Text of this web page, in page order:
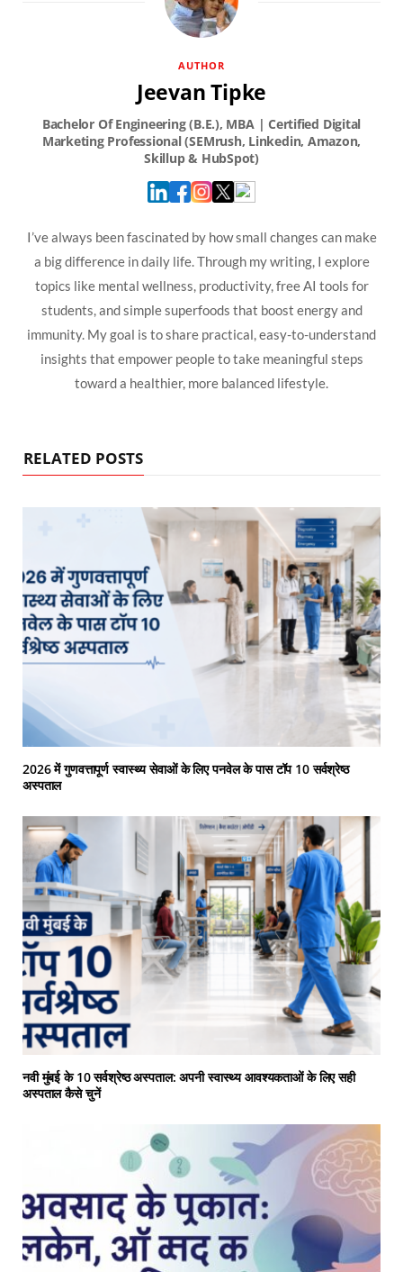
AUTHOR
Jeevan Tipke
I’ve always been fascinated by how small changes can make
a big difference in daily life. Through my writing, I explore
topics like mental wellness, productivity, free AI tools for
students, and simple superfoods that boost energy and
immunity. My goal is to share practical, easy-to-understand
insights that empower people to take meaningful steps
toward a healthier, more balanced lifestyle.
RELATED POSTS
2026 में गुणवत्तापूर्ण स्वास्थ्य सेवाओं के लिए पनवेल के पास टॉप 10 सर्वश्रेष्ठ
अस्पताल
नवी मुंबई के 10 सर्वश्रेष्ठ अस्पताल: अपनी स्वास्थ्य आवश्यकताओं के लिए सही
अस्पताल कैसे चुनें